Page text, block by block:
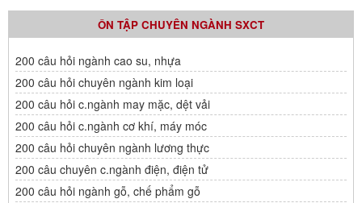
ÔN TẬP CHUYÊN NGÀNH SXCT
200 câu hỏi ngành cao su, nhựa
200 câu hỏi chuyên ngành kim loại
200 câu hỏi c.ngành may mặc, dệt vải
200 câu hỏi c.ngành cơ khí, máy móc
200 câu hỏi chuyên ngành lương thực
200 câu chuyên c.ngành điện, điện tử
200 câu hỏi ngành gỗ, chế phẩm gỗ